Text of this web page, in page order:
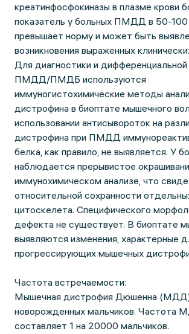
креатинфосфокиназы в плазме крови
показатель у больных ПМДД в 50-100
превышает норму и может быть
возникновения выраженных
Для диагностики и дифференциальной
ПМДД/ПМДБ используются
иммуногистохимические методы
дистрофина в биоптате мышечного
использовании антисывороток на
дистрофина при ПМДД
белка, как правило, не выявляется. У
наблюдается прерывистое
иммунохимическом анализе, что
относительной сохранности
цитоскелета. Специфического
дефекта не существует. В биоптате
выявляются изменения, характерные
прогрессирующих мышечных
Частота встречаемости:
Мышечная дистрофия Дюшенна
новорожденных мальчиков. Частота
составляет 1 на 20000 мальчиков.